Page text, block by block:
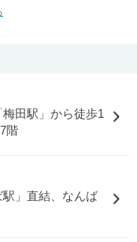
梅田駅」から徒歩1
階
」直結、なんば